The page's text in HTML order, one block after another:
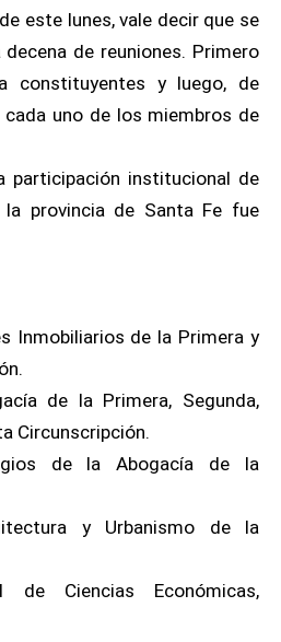
este lunes, vale decir que se
de reuniones. Primero
constituyentes y luego, de
cada uno de los miembros de
participación institucional de
provincia de Santa Fe fue
Inmobiliarios de la Primera y
de la Primera, Segunda,
Circunscripción.
de la Abogacía de la
y Urbanismo de la
de Ciencias Económicas,